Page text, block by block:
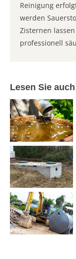
Reinigung
werden
Zisternen
professionell
Lesen Sie auch